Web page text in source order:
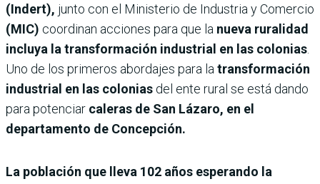
(Indert), junto con el Ministerio de Industria y Comercio
(MIC) coordinan acciones para que la nueva ruralidad
incluya la transformación industrial en las colonias
Uno de los primeros abordajes para la transformación
industrial en las colonias del ente rural se está dando
para potenciar caleras de San Lázaro, en el
departamento de Concepción.
La población que lleva 102 años esperando la